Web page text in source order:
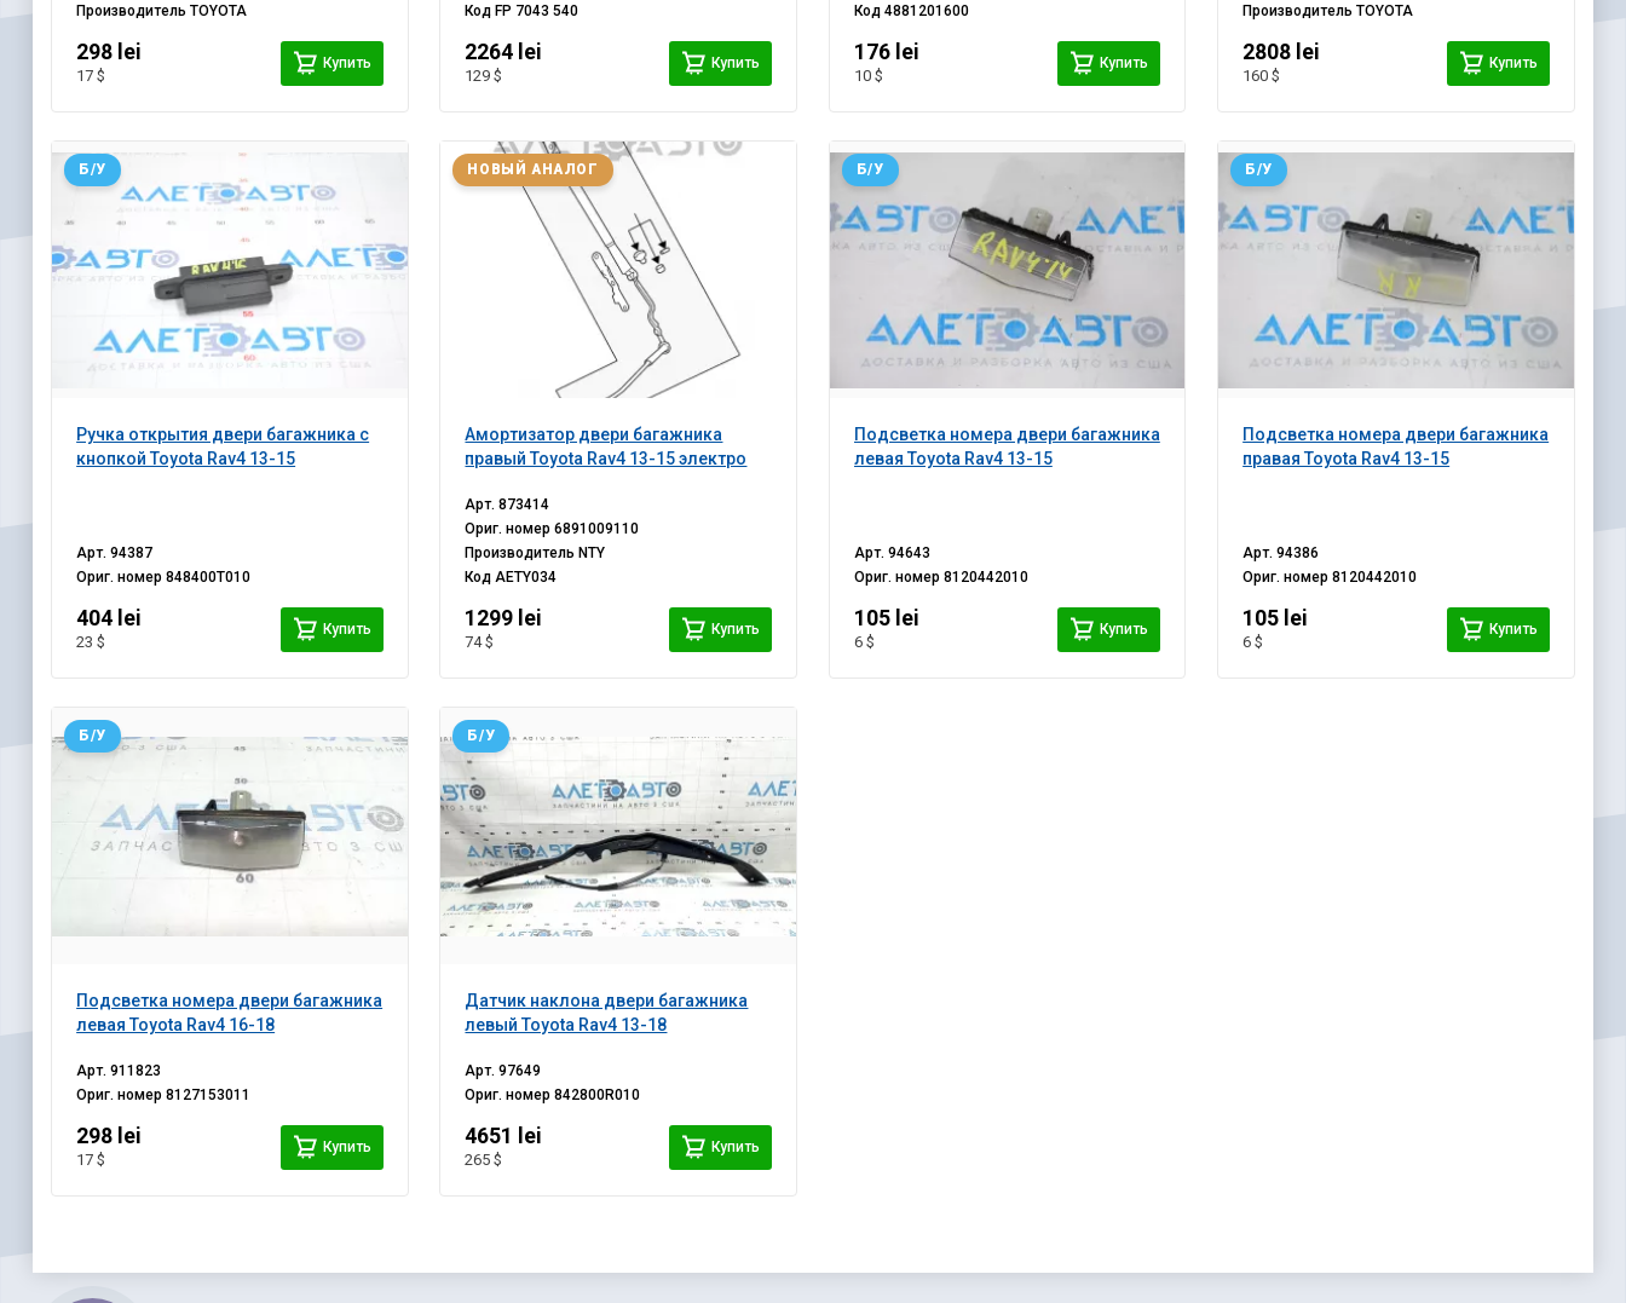
ПроизводительTOYOTA
298 lei
17 $
Купить
Код FP 7043 540
2264 lei
129 $
Купить
Код 4881201600
176 lei
10 $
Купить
ПроизводительTOYOTA
2808 lei
160 $
Купить
Ручка открытия двери багажника с
кнопкой Toyota Rav4 13-15
Б/У
Арт.94387
Ориг. номер848400T010
404 lei
23 $
Купить
Амортизатор двери багажника
правый Toyota Rav4 13-15 электро
НОВЫЙ АНАЛОГ
Арт.873414
Ориг. номер6891009110
Производитель NTY
КодAETY034
1299 lei
74 $
Купить
Подсветка номера двери багажника
левая Toyota Rav4 13-15
Б/У
Арт. 94643
Ориг. номер 8120442010
105 lei
6 $
Купить
Подсветка номера двери багажника
правая Toyota Rav4 13-15
Б/У
Арт.94386
Ориг. номер8120442010
105 lei
6 $
Купить
Подсветка номера двери багажника
левая Toyota Rav4 16-18
Б/У
Арт.911823
Ориг. номер8127153011
298 lei
17 $
Купить
Датчик наклона двери багажника
левый Toyota Rav4 13-18
Б/У
Арт.97649
Ориг. номер842800R010
4651 lei
265 $
Купить